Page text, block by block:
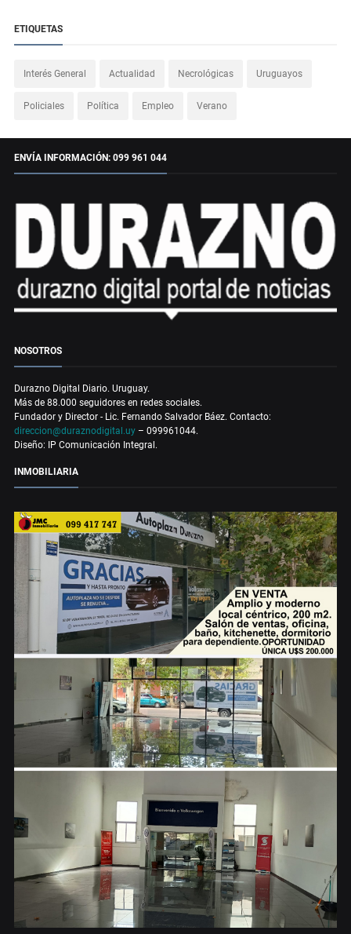
ETIQUETAS
Interés General Actualidad Necrológicas Uruguayos
Policiales Política Empleo Verano
ENVÍA INFORMACIÓN: 099 961 044
NOSOTROS
Durazno Digital Diario. Uruguay.
Más de 88.000 seguidores en redes sociales.
Fundador y Director - Lic. Fernando Salvador Báez. Contacto:
direccion@duraznodigital.uy – 099961044.
Diseño: IP Comunicación Integral.
INMOBILIARIA